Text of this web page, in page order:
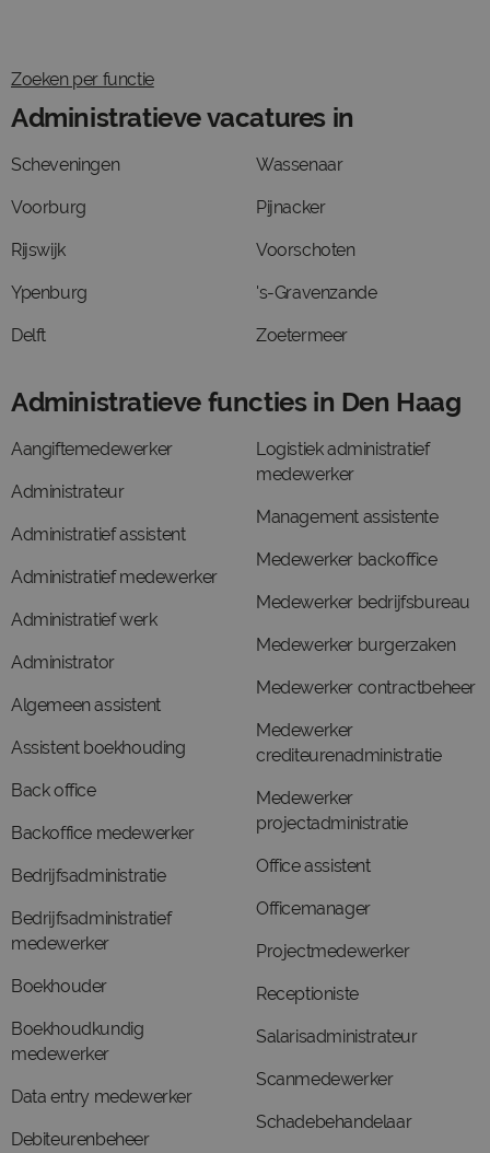
Zoeken per functie
Administratieve vacatures in
Scheveningen
Voorburg
Rijswijk
Ypenburg
Delft
Wassenaar
Pijnacker
Voorschoten
's-Gravenzande
Zoetermeer
Administratieve functies in Den Haag
Aangiftemedewerker
Administrateur
Administratief assistent
Administratief medewerker
Administratief werk
Administrator
Algemeen assistent
Assistent boekhouding
Back office
Backoffice medewerker
Bedrijfsadministratie
Bedrijfsadministratief
medewerker
Boekhouder
Boekhoudkundig
medewerker
Data entry medewerker
Debiteurenbeheer
Logistiek administratief
medewerker
Management assistente
Medewerker backoffice
Medewerker bedrijfsbureau
Medewerker burgerzaken
Medewerker contractbeheer
Medewerker
crediteurenadministratie
Medewerker
projectadministratie
Office assistent
Officemanager
Projectmedewerker
Receptioniste
Salarisadministrateur
Scanmedewerker
Schadebehandelaar